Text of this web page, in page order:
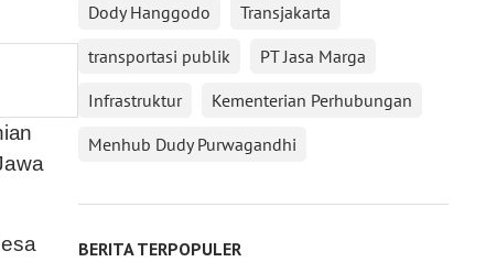
Dody Hanggodo
Transjakarta
transportasi publik
PT Jasa Marga
Infrastruktur
Kementerian Perhubungan
Menhub Dudy Purwagandhi
BERITA TERPOPULER